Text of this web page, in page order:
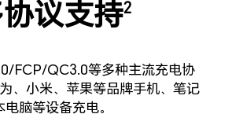
议支持2
FCP/QC3.0等多种主流充电协
、小米、苹果等品牌手机、笔记
电脑等设备充电。